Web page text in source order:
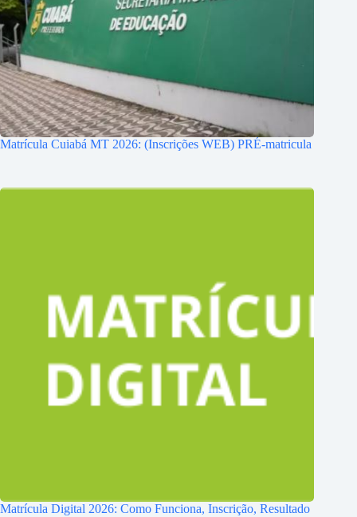
Matrícula Cuiabá MT 2026: (Inscrições WEB) PRÉ-matricula
Matrícula Digital 2026: Como Funciona, Inscrição, Resultado